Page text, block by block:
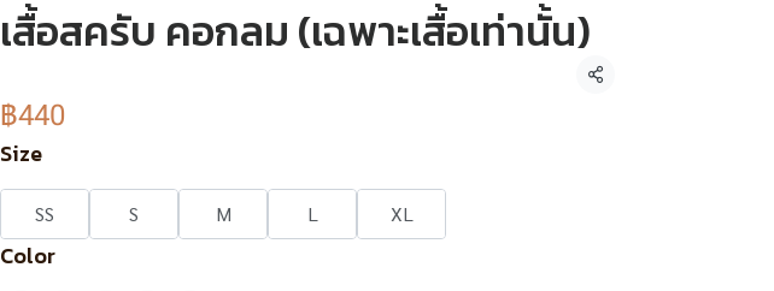
เสื้อสครับ คอกลม (เฉพาะเสื้อเท่านั้น)
แชร์
฿440
Size
SS S M L XL
Color